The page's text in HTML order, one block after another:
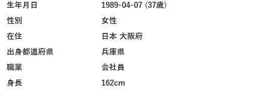
生年月日
1989-04-07 (37歳)
性別
女性
在住
日本 大阪府
出身都道府県
兵庫県
職業
会社員
身長
162cm